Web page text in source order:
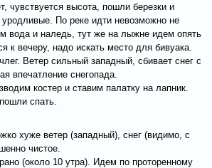
чувствуется высота, пошли березки и
уродливые. По реке идти невозможно не
вода и наледь, тут же на лыжне идем опять
к вечеру, надо искать место для бивуака.
Ветер сильный западный, сбивает снег с
впечатление снегопада.
костер и ставим палатку на лапник.
спать.
хуже ветер (западный), снег (видимо, с
чистое.
(около 10 утра). Идем по проторенному